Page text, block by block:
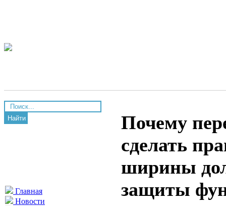
Найти
Главная
Новости
Почему
сделать
ширины
защиты